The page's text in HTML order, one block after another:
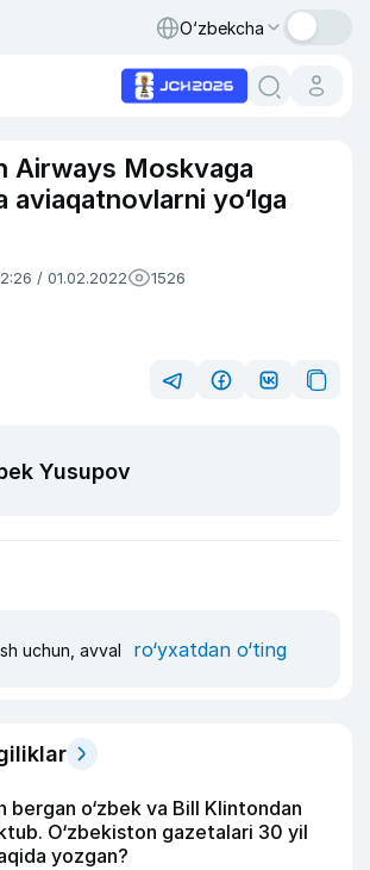
O‘zbekcha
Airways Moskvaga
aviaqatnovlarni yo‘lga
/ 01.02.2022 1526
Yusupov
uchun, avval ro‘yxatdan o‘ting
bergan o‘zbek va Bill Klintondan
O‘zbekiston gazetalari 30 yil
yozgan?